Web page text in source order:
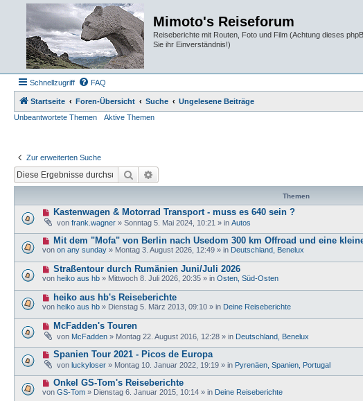
Mimoto's Reiseforum
Reiseberichte mit Routen, Foto und Film (Achtung dieses
Sie ihr Einverständnis!)
Schnellzugriff FAQ
Startseite Foren-Übersicht Suche
Ungelesene Beiträge
Unbeantwortete Themen
Aktive Themen
Zur erweiterten Suche
Suche
Themen
N
u
e
B
e
t
a
g
Kastenwagen & Motorrad Transport - muss es 640 sein ?
von frank.wagner » Sonntag 5. Mai 2024, 10:21 » in Autos
N
e
u
e
B
e
t
a
g
Mit dem "Mofa" von Berlin nach Usedom 300 km Offroad und eine
von on any sunday » Montag 3. August 2026, 12:49 » in Deutschland, Benelux
N
e
u
e
B
e
t
r
a
g
Straßentour durch Rumänien Juni/Juli 2026
von heiko aus hb » Mittwoch 8. Juli 2026, 20:35 » in Osten, Süd-Osten
N
e
u
e
B
e
t
r
a
g
heiko aus hb's Reiseberichte
von heiko aus hb » Dienstag 5. März 2013, 09:10 » in Deine Reiseberichte
N
u
e
B
e
t
McFadden's Touren
von McFadden » Montag 22. August 2016, 12:28 » in Deutschland, Benelux
N
u
e
B
Spanien Tour 2021 - Picos de Europa
von luckyloser » Montag 10. Januar 2022, 19:19 » in Pyrenäen, Spanien, Portugal
N
e
u
Onkel GS-Tom's Reiseberichte
von GS-Tom » Dienstag 6. Januar 2015, 10:14 » in Deine Reiseberichte